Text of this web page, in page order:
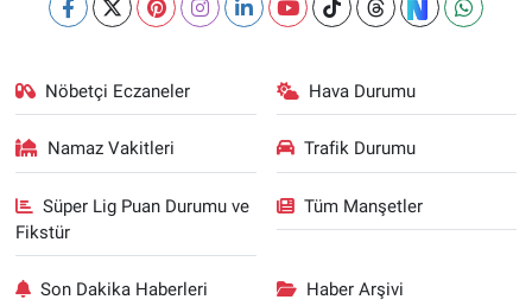
Nöbetçi Eczaneler Hava Durumu
Namaz Vakitleri Trafik Durumu
Süper Lig Puan Durumu ve
Fikstür
Tüm Manşetler
Son Dakika Haberleri Haber Arşivi